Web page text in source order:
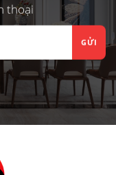
thoại